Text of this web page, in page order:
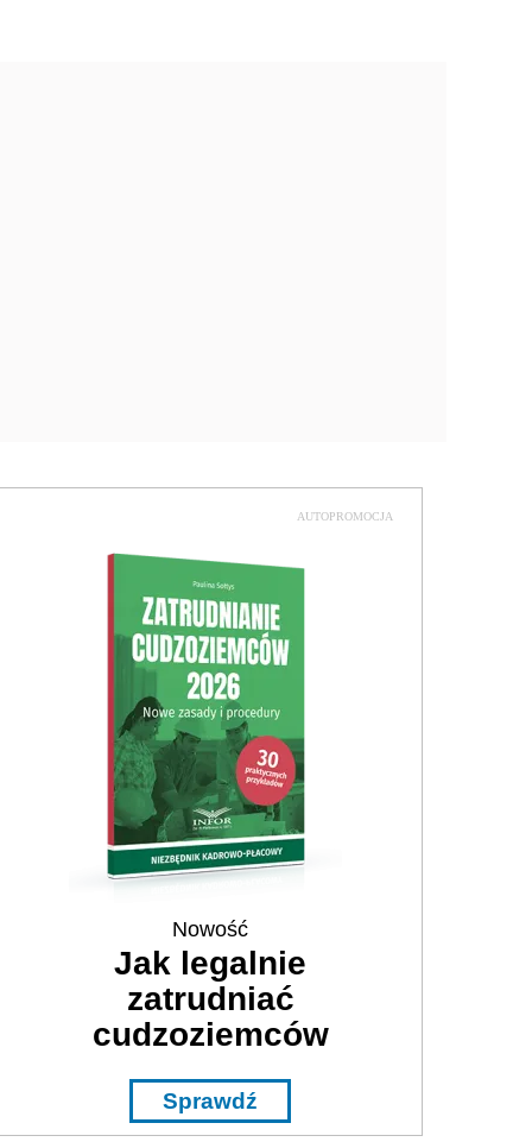
AUTOPROMOCJA
Nowość
Jak legalnie
zatrudniać
cudzoziemców
Sprawdź